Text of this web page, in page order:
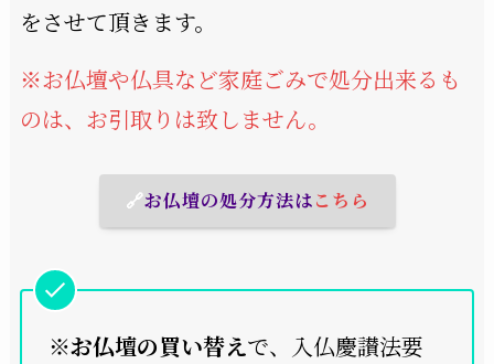
をさせて頂きます。
※お仏壇や仏具など家庭ごみで処分出来るも
のは、お引取りは致しません。
🔗お仏壇の処分方法はこちら
※お仏壇の買い替えで、入仏慶讃法要